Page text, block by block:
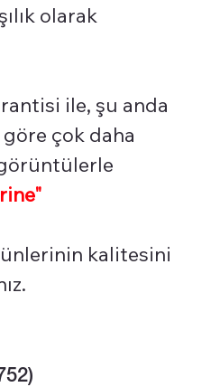
olarak
ile, şu anda
çok daha
kalitesini